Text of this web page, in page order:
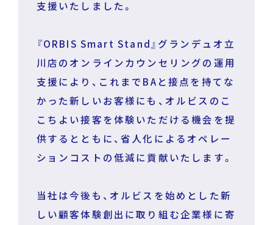
支援いたしました。
『ORBIS Smart Stand』グランデュオ立
川店のオンラインカウンセリングの運用
支援により、これまでBAと接点を持てな
かった新しいお客様にも、オルビスのこ
こちよい接客を体験いただける機会を提
供するとともに、省人化によるオペレー
ションコストの低減に貢献いたします。
当社は今後も、オルビスを始めとした新
しい顧客体験創出に取り組む企業様に寄